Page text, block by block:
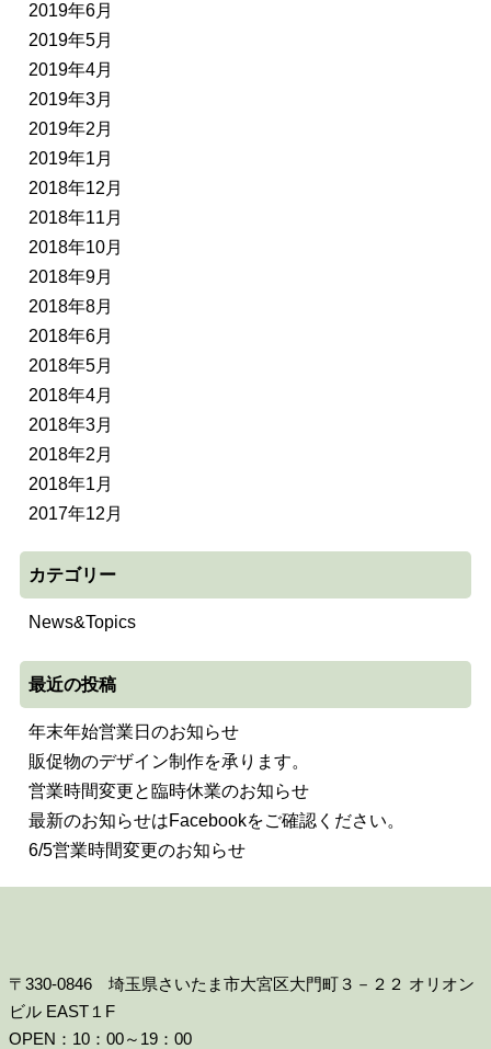
2019年6月
2019年5月
2019年4月
2019年3月
2019年2月
2019年1月
2018年12月
2018年11月
2018年10月
2018年9月
2018年8月
2018年6月
2018年5月
2018年4月
2018年3月
2018年2月
2018年1月
2017年12月
カテゴリー
News&Topics
最近の投稿
年末年始営業日のお知らせ
販促物のデザイン制作を承ります。
営業時間変更と臨時休業のお知らせ
最新のお知らせはFacebookをご確認ください。
6/5営業時間変更のお知らせ
〒330-0846 埼玉県さいたま市大宮区大門町３－２２ オリオン
ビル EAST１F
OPEN：10：00～19：00